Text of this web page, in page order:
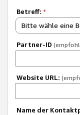
Betreff: *
Bitte wähle eine
Partner-ID
Website URL:
Name der